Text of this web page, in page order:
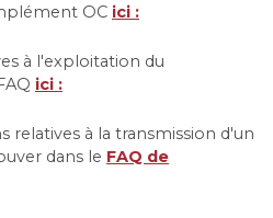
OC ici :
à l'exploitation du
ici :
relatives à la transmission d'un
dans le FAQ de